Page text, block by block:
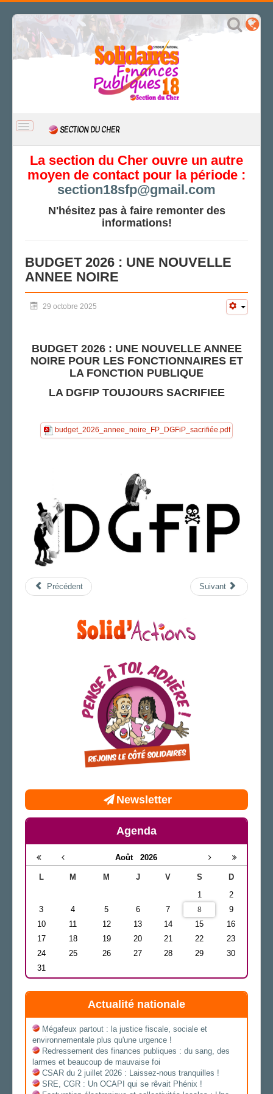
BASCULER
NAVIGATION
SECTION DU CHER
ACTUALITÉ
CSAL
CAP/Recours
LE BERRY DÉCHAÎNÉ
LA SECTION
AGENDA
La section du Cher ouvre un autre
moyen de contact pour la période :
section18sfp@gmail.com
N'hésitez pas à faire remonter des
informations!
BUDGET 2026 : UNE NOUVELLE
ANNEE NOIRE
29 octobre 2025
BUDGET 2026 : UNE NOUVELLE ANNEE
NOIRE POUR LES FONCTIONNAIRES ET
LA FONCTION PUBLIQUE
LA DGFIP TOUJOURS SACRIFIEE
budget_2026_annee_noire_FP_DGFiP_sacrifiée.pdf
Précédent Suivant
Newsletter
Agenda
Août 2026
L M M J V S
D
1
2
3
4 5 6 7 8
9
10
11 12 13 14 15
16
17
18 19 20 21 22
23
24
25 26 27 28 29
30
31
Actualité nationale
Mégafeux partout : la justice fiscale, sociale et
environnementale plus qu'une urgence !
Redressement des finances publiques : du sang, des
larmes et beaucoup de mauvaise foi
CSAR du 2 juillet 2026 : Laissez-nous tranquilles !
SRE, CGR : Un OCAPI qui se rêvait Phénix !